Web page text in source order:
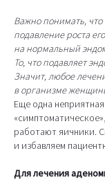
Важно понимать, что
подавление роста
на нормальный
То, что подавляет
Значит, любое
в организме
Еще одна
работают яичники.
и избавляем
Для лечения